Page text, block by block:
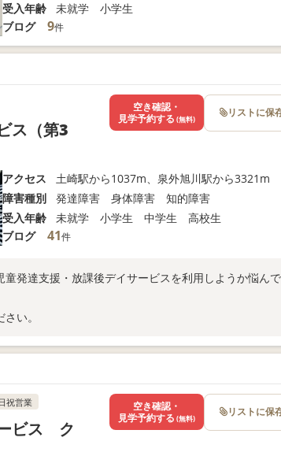
受入年齢
未就学 小学生
ブログ
9件
ス（第3
アクセス
土崎駅から1037m、泉外旭川駅から3321m
障害種別
発達障害 身体障害 知的障害
受入年齢
未就学 小学生 中学生 高校生
ブログ
41件
発達支援・放課後デイサービスを利用しようか悩ん
い。
空き確認・
見学予約する (無料) リストに保
祝営業
ビス ク
空き確認・
見学予約する (無料) リストに保